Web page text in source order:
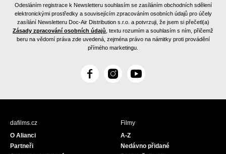
Odesláním registrace k Newsletteru souhlasím se zasíláním obchodních sdělení
elektronickými prostředky a souvisejícím zpracováním osobních údajů pro účely
zasílání Newsletteru Doc-Air Distribution s.r.o. a potvrzuji, že jsem si přečetl(a)
Zásady zpracování osobních údajů , textu rozumím a souhlasím s ním, přičemž
beru na vědomí práva zde uvedená, zejména právo na námitky proti provádění
přímého marketingu.
F
c
I
s
Y
u
dafilms.cz
O Alianci
Partneři
Filmy
A-Z
Nedávno přidané